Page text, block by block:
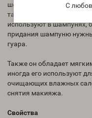
С
шелковистыми и мягкими,
также выступает
используют в шампунях,
придания шампуню
гуара.
Также он обладает
иногда его используют
очищающих влажных
снятия макияжа.
Свойства